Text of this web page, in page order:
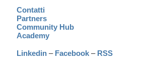
Contatti
Partners
Community Hub
Academy
Linkedin – Facebook – RSS